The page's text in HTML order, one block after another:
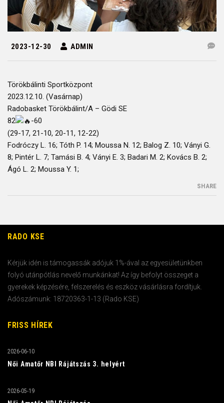
2023-12-30 ADMIN
Törökbálinti Sportközpont
2023.12.10. (Vasárnap)
Radobasket Törökbálint/A – Gödi SE
82
-60
(29-17, 21-10, 20-11, 12-22)
Fodróczy L. 16; Tóth P. 14; Moussa N. 12; Balog Z. 10; Ványi G.
8; Pintér L. 7; Tamási B. 4; Ványi E. 3; Badari M. 2; Kovács B. 2;
Ágó L. 2; Moussa Y. 1;
SHARE
RADO KSE
Kérjük idén is támogassák adójuk 1%-ával az egyesületünkben
folyó utánpótlás nevelő munkánkat! Az így befolyt összeget a
gyerekek képzésére, felszerelés és eszköz vásárlásra fordítjuk.
Adószámunk: 18720363-1-13 (Rado KSE)
FRISS HÍREK
Női Amatőr NBI Rájátszás 3. helyért
2026-06-10
2026-05-19